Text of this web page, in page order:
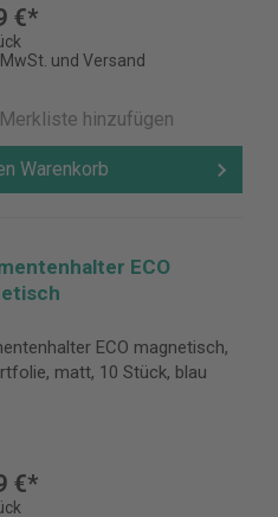
€*
und Versand
hinzufügen
Warenkorb
ECO
ECO magnetisch,
matt, 10 Stück, blau
€*